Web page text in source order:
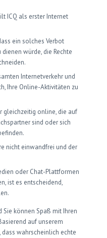
ICQ als erster Internet
ein solches Verbot
würde, die Rechte
Internetverkehr und
Ihre Online-Aktivitäten zu
gleichzeitig online, die auf
sind oder sich
nicht einwandfrei und der
oder Chat-Plattformen
ist es entscheidend,
Sie können Spaß mit Ihren
auf unserem
wahrscheinlich echte